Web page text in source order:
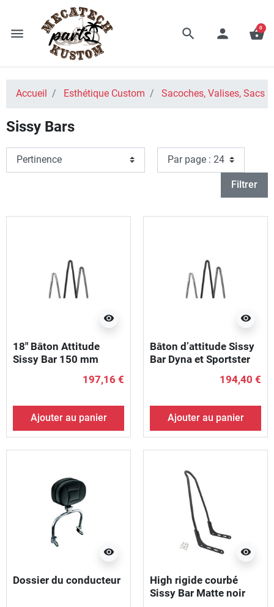
menu search person shopping_basket
0
Accueil Esthétique Custom Sacoches, Valises, Sacs
Sissy Bars
Filtrer
visibility
18" Bâton Attitude
Sissy Bar 150 mm
Largeur 8,25" - 8,75"
197,16 €
Ajouter au panier
visibility
Bâton d’attitude Sissy
Bar Dyna et Sportster
194,40 €
Ajouter au panier
visibility
Dossier du conducteur
visibility
High rigide courbé
Sissy Bar Matte noir